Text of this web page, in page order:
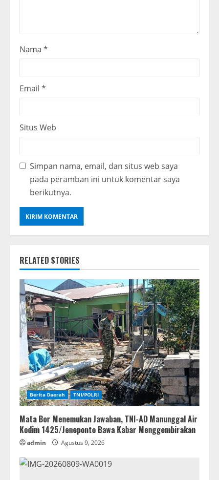
Nama *
Email *
Situs Web
Simpan nama, email, dan situs web saya
pada peramban ini untuk komentar saya
berikutnya.
RELATED STORIES
Berita Daerah TNI/POLRI
Mata Bor Menemukan Jawaban, TNI-AD Manunggal Air
Kodim 1425/Jeneponto Bawa Kabar Menggembirakan
admin Agustus 9, 2026